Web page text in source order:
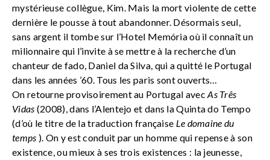
mystérieuse collègue, Kim. Mais la mort violente de cette
dernière le pousse à tout abandonner. Désormais seul,
sans argent il tombe sur l’Hotel Memória où il connaît un
milionnaire qui l’invite à se mettre à la recherche d’un
chanteur de fado, Daniel da Silva, qui a quitté le Portugal
dans les années ’60. Tous les paris sont ouverts…
On retourne provisoirement au Portugal avecAs Três
Vidas (2008), dans l’Alentejo et dans la Quinta do Tempo
(d’où le titre de la traduction française Le domaine du
temps ). On y est conduit par un homme qui repense à son
existence, ou mieux à ses trois existences : la jeunesse,